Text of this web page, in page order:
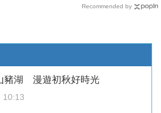
Recommended by
豬湖 漫遊初秋好時光
10:13